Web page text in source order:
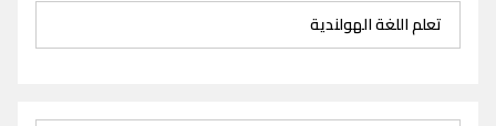
تعلم اللغة الهولندية